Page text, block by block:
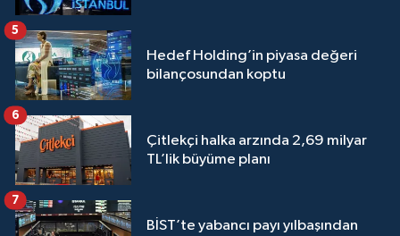
Hedef Holding’in piyasa değeri
bilançosundan koptu
5
Çitlekçi halka arzında 2,69 milyar
TL’lik büyüme planı
6
BİST’te yabancı payı yılbaşından
7